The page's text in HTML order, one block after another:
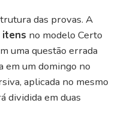
das provas. A
itens no modelo Certo
uma questão errada
em um domingo no
aplicada no mesmo
dividida em duas